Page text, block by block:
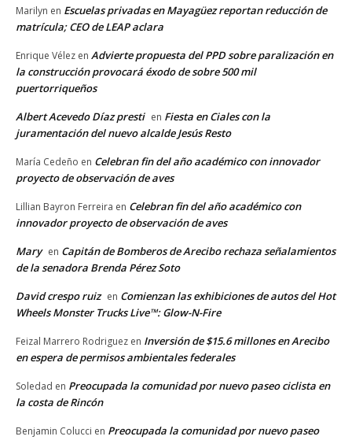
Marilyn en Escuelas privadas en Mayagüez reportan reducción de
matrícula; CEO de LEAP aclara
Enrique Vélez en Advierte propuesta del PPD sobre paralización en
la construcción provocará éxodo de sobre 500 mil
puertorriqueños
Albert Acevedo Díaz presti en Fiesta en Ciales con la
juramentación del nuevo alcalde Jesús Resto
María Cedeño en Celebran fin del año académico con innovador
proyecto de observación de aves
Lillian Bayron Ferreira en Celebran fin del año académico con
innovador proyecto de observación de aves
Mary en Capitán de Bomberos de Arecibo rechaza señalamientos
de la senadora Brenda Pérez Soto
David crespo ruiz en Comienzan las exhibiciones de autos del Hot
Wheels Monster Trucks Live™: Glow-N-Fire
Feizal Marrero Rodriguez en Inversión de $15.6 millones en Arecibo
en espera de permisos ambientales federales
Soledad en Preocupada la comunidad por nuevo paseo ciclista en
la costa de Rincón
Benjamin Colucci en Preocupada la comunidad por nuevo paseo